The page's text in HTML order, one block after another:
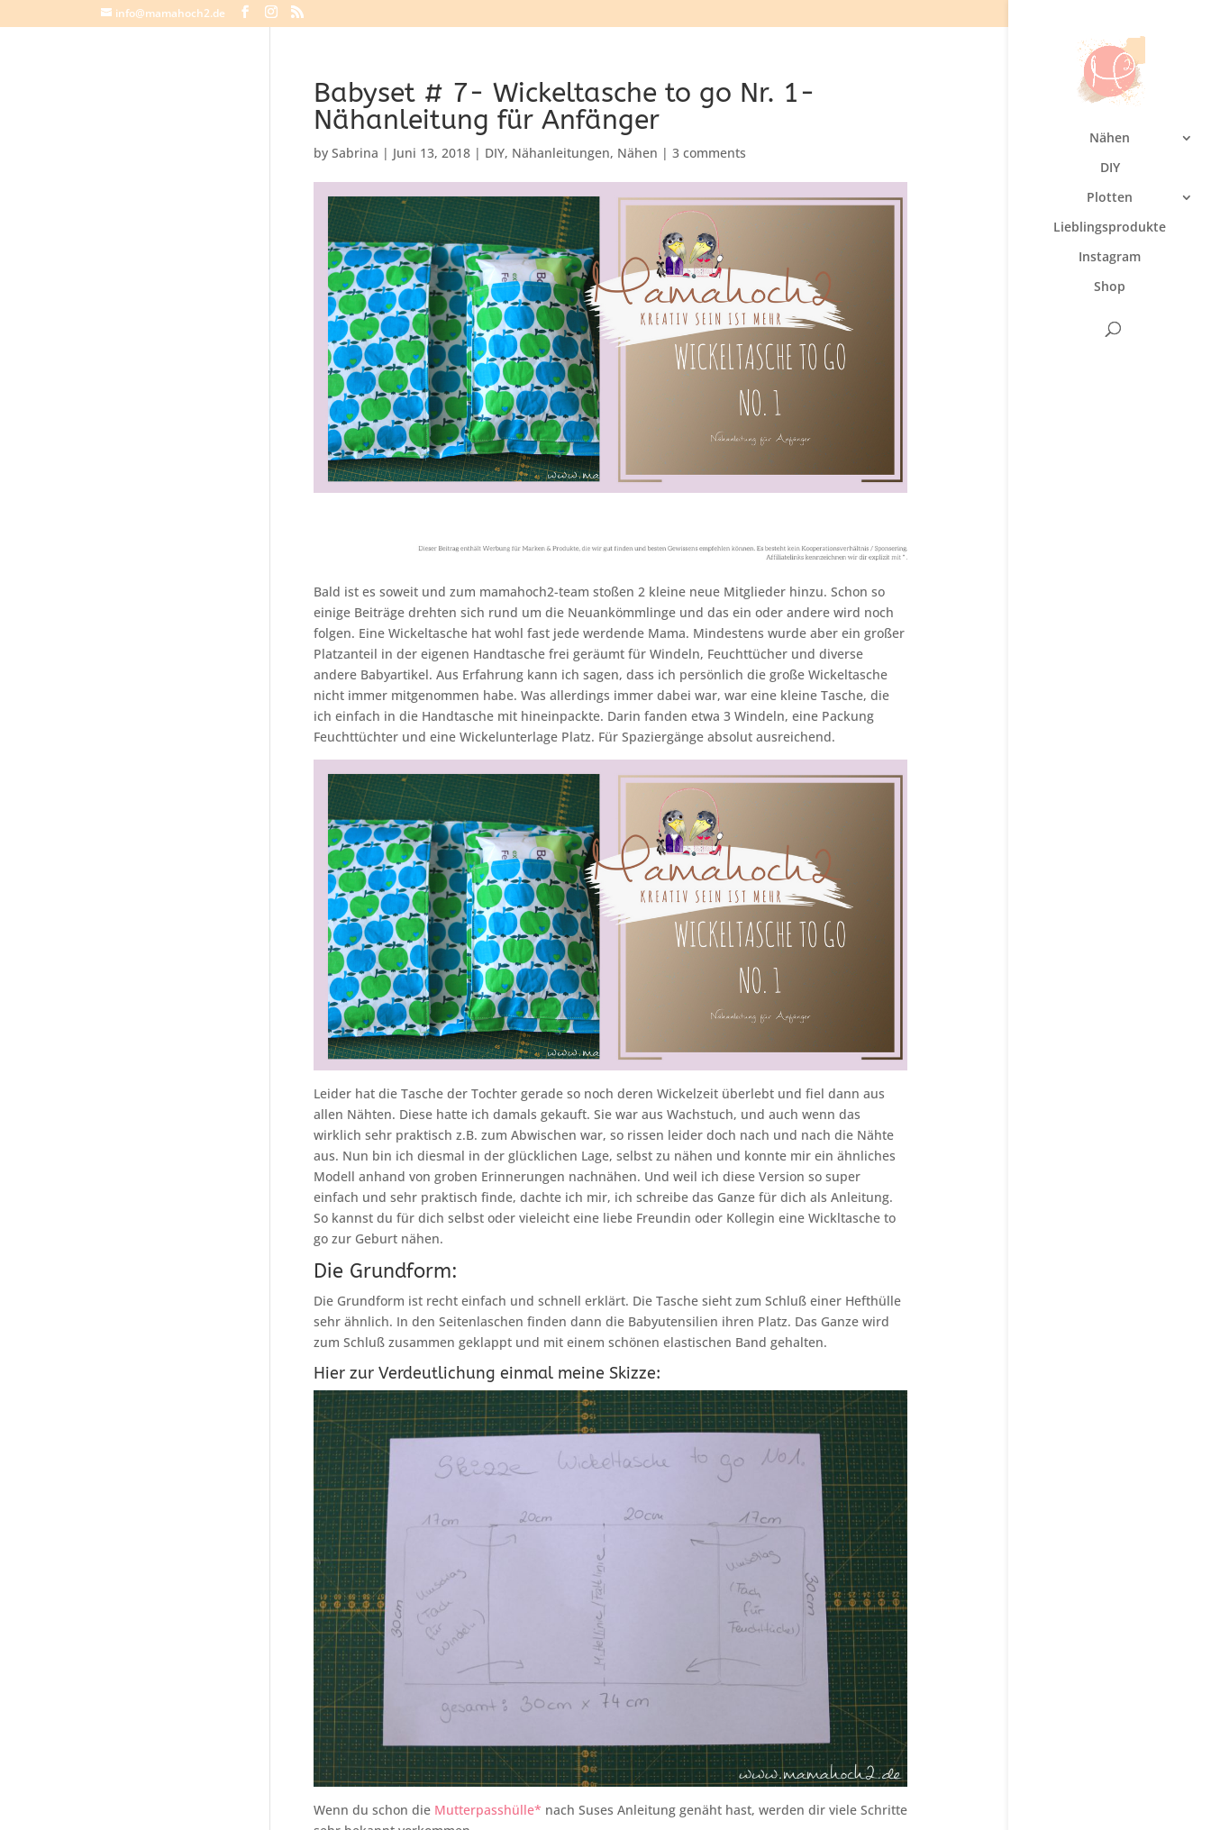
info@mamahoch2.de
Nähen
DIY
Plotten
Lieblingsprodukte
Instagram
Shop
Babyset # 7- Wickeltasche to go Nr. 1-
Nähanleitung für Anfänger
bySabrina | Juni 13, 2018 | DIY, Nähanleitungen, Nähen |3 comments
Bald ist es soweit und zum mamahoch2-team stoßen 2 kleine neue Mitglieder hinzu. Schon so
einige Beiträge drehten sich rund um die Neuankömmlinge und das ein oder andere wird noch
folgen. Eine Wickeltasche hat wohl fast jede werdende Mama. Mindestens wurde aber ein großer
Platzanteil in der eigenen Handtasche frei geräumt für Windeln, Feuchttücher und diverse
andere Babyartikel. Aus Erfahrung kann ich sagen, dass ich persönlich die große Wickeltasche
nicht immer mitgenommen habe. Was allerdings immer dabei war, war eine kleine Tasche, die
ich einfach in die Handtasche mit hineinpackte. Darin fanden etwa 3 Windeln, eine Packung
Feuchttüchter und eine Wickelunterlage Platz. Für Spaziergänge absolut ausreichend.
Leider hat die Tasche der Tochter gerade so noch deren Wickelzeit überlebt und fiel dann aus
allen Nähten. Diese hatte ich damals gekauft. Sie war aus Wachstuch, und auch wenn das
wirklich sehr praktisch z.B. zum Abwischen war, so rissen leider doch nach und nach die Nähte
aus. Nun bin ich diesmal in der glücklichen Lage, selbst zu nähen und konnte mir ein ähnliches
Modell anhand von groben Erinnerungen nachnähen. Und weil ich diese Version so super
einfach und sehr praktisch finde, dachte ich mir, ich schreibe das Ganze für dich als Anleitung.
So kannst du für dich selbst oder vieleicht eine liebe Freundin oder Kollegin eine Wickltasche to
go zur Geburt nähen.
Die Grundform:
Die Grundform ist recht einfach und schnell erklärt. Die Tasche sieht zum Schluß einer Hefthülle
sehr ähnlich. In den Seitenlaschen finden dann die Babyutensilien ihren Platz. Das Ganze wird
zum Schluß zusammen geklappt und mit einem schönen elastischen Band gehalten.
Hier zur Verdeutlichung einmal meine Skizze:
Wenn du schon die Mutterpasshülle* nach Suses Anleitung genäht hast, werden dir viele Schritte